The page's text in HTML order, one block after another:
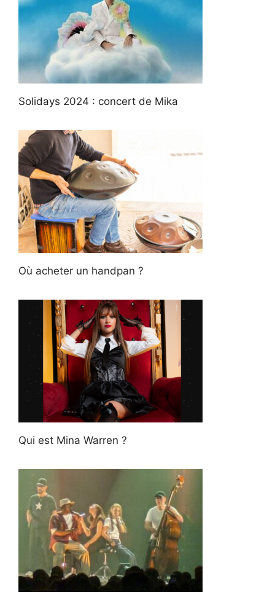
Solidays 2024 : concert de Mika
Où acheter un handpan ?
Qui est Mina Warren ?